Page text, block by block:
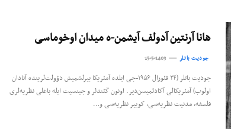
هانا آرنتین آدولف آیشمن-ه میدان اوخوماسی
جودیت باتلر 15-5-1403
جودیت باتلر (۲۴ فئورال ۱۹۵۶-جی ایلده آمئریکا بیرلشمیش دؤولت‌لرینده آنادان
اولوب) آمئریکالی آکادئمیسن‌دیر. اونون گئندئر و جینسیت ایله باغلی نظریه‌لری
فلسفه، مدنیت نظریه‌سی، کوییر نظریه‌سی و…